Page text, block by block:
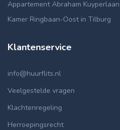
Appartement Abraham
Kamer Ringbaan-Oost in Tilburg
Klantenservice
info@huurflits.nl
Veelgestelde vragen
Klachtenregeling
Herroepingsrecht